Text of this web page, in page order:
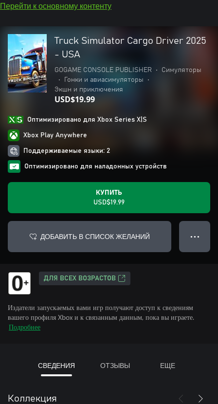
Перейти к основному контенту
Truck Simulator Cargo Driver 2025
- USA
GOGAME CONSOLE PUBLISHER •
Симуляторы
•
Гонки и авиасимуляторы
•
Экшн и приключения
USD$19.99
Оптимизировано для Xbox Series X|S
Xbox Play Anywhere
Поддерживаемые языки: 2
Оптимизировано для наладонных устройств
КУПИТЬ
USD$19.99
ДОБАВИТЬ В СПИСОК ЖЕЛАНИЙ ● ● ●
ДЛЯ ВСЕХ ВОЗРАСТОВ
Издатели запускаемых вами игр получают доступ к сведениям
вашего профиля Xbox и к связанным данным, пока вы играете.
Подробнее
СВЕДЕНИЯ ОТЗЫВЫ ЕЩЕ
Коллекция